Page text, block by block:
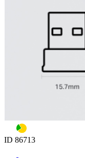
ID 86713